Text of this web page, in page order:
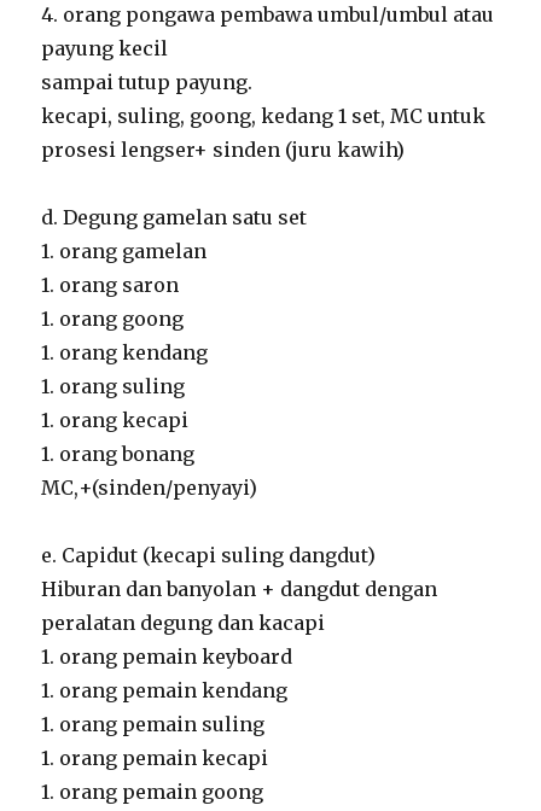
4. orang pongawa pembawa umbul/umbul atau
payung kecil
sampai tutup payung.
kecapi, suling, goong, kedang 1 set, MC untuk
prosesi lengser+ sinden (juru kawih)
d. Degung gamelan satu set
1. orang gamelan
1. orang saron
1. orang goong
1. orang kendang
1. orang suling
1. orang kecapi
1. orang bonang
MC,+(sinden/penyayi)
e. Capidut (kecapi suling dangdut)
Hiburan dan banyolan + dangdut dengan
peralatan degung dan kacapi
1. orang pemain keyboard
1. orang pemain kendang
1. orang pemain suling
1. orang pemain kecapi
1. orang pemain goong